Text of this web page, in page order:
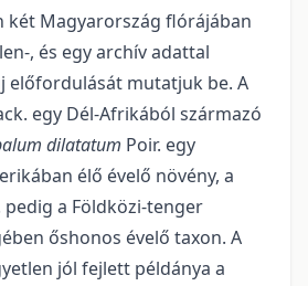
két Magyarország flórájában
, és egy archív adattal
előfordulását mutatjuk be. A
egy Dél-Afrikából szár­mazó
dilatatum Poir. egy
élő évelő növény, a
pedig a Földkö­zi-tenger
őshonos évelő taxon. A
jól fejlett példánya a